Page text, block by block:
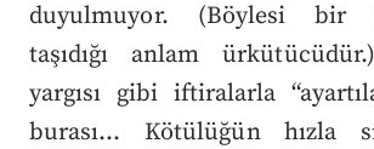
duyulmuyor. (Böylesi bir
taşıdığı anlam
yargısı gibi iftiralarla
burası… Kötülüğün hızla